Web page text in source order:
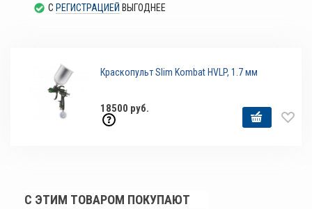
С РЕГИСТРАЦИЕЙ ВЫГОДНЕЕ
Краскопульт Slim Kombat HVLP, 1.7 мм
18500 руб.
С ЭТИМ ТОВАРОМ ПОКУПАЮТ